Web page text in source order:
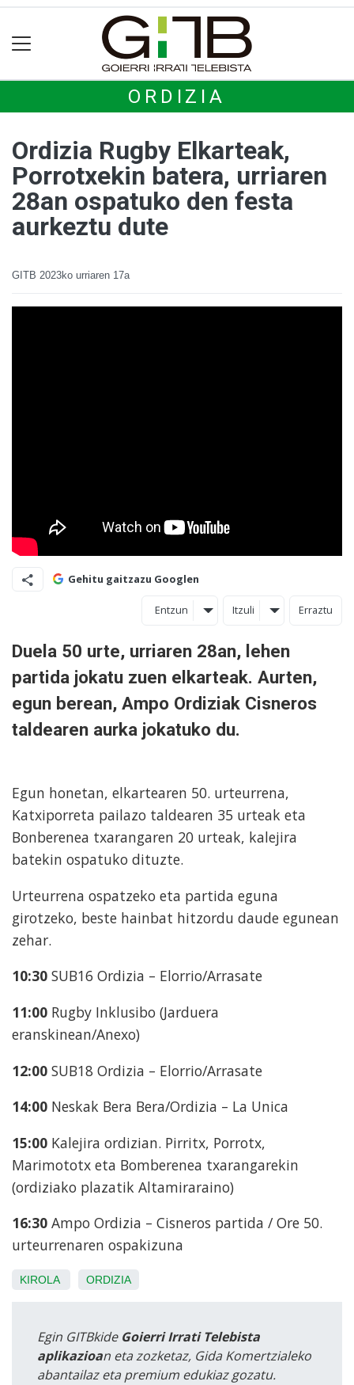
ORDIZIA
Ordizia Rugby Elkarteak,
Porrotxekin batera, urriaren
28an ospatuko den festa
aurkeztu dute
GITB 2023ko urriaren 17a
Gehitu gaitzazu Googlen
Entzun Itzuli Erraztu
Duela 50 urte, urriaren 28an, lehen
partida jokatu zuen elkarteak. Aurten,
egun berean, Ampo Ordiziak Cisneros
taldearen aurka jokatuko du.
Egun honetan, elkartearen 50. urteurrena,
Katxiporreta pailazo taldearen 35 urteak eta
Bonberenea txarangaren 20 urteak, kalejira
batekin ospatuko dituzte.
Urteurrena ospatzeko eta partida eguna
girotzeko, beste hainbat hitzordu daude egunean
zehar.
10:30 SUB16 Ordizia – Elorrio/Arrasate
11:00 Rugby Inklusibo (Jarduera
eranskinean/Anexo)
12:00 SUB18 Ordizia – Elorrio/Arrasate
14:00 Neskak Bera Bera/Ordizia – La Unica
15:00 Kalejira ordizian. Pirritx, Porrotx,
Marimototx eta Bomberenea txarangarekin
(ordiziako plazatik Altamiraraino)
16:30 Ampo Ordizia – Cisneros partida / Ore 50.
urteurrenaren ospakizuna
KIROLA ORDIZIA
Egin GITBkide Goierri Irrati Telebista
aplikazioan eta zozketaz, Gida Komertzialeko
abantailaz eta premium edukiaz gozatu.